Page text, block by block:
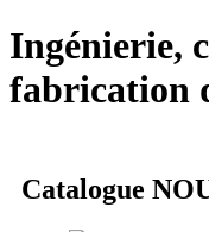
Ingénierie,
fabrication
Catalogue